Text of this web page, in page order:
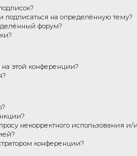
подписаться на определённую тему?
форум?
этой конференции?
некорректного использования
конференции?